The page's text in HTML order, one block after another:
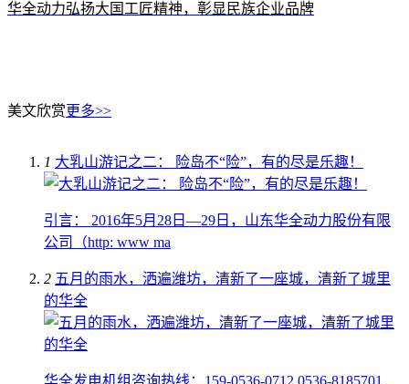
华全动力弘扬大国工匠精神，彰显民族企业品牌
美文欣赏更多>>
1 大乳山游记之二： 险岛不“险”，有的尽是乐趣！
引言： 2016年5月28日—29日，山东华全动力股份有限
公司（http: www ma
2 五月的雨水，洒遍潍坊，清新了一座城，清新了城里
的华全